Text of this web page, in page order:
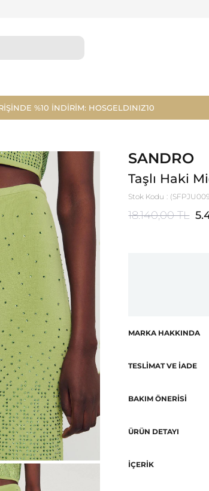
%10 İNDİRİM: HOSGELDINIZ10
SANDRO
Taşlı Haki
Stok Kodu
18.140,00 TL
MARKA HAKKINDA
TESLIMAT VE İADE
BAKIM ÖNERISI
ÜRÜN DETAYI
İÇERIK